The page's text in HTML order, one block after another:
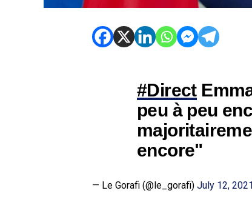
#Direct
peu à peu
encore"
— Le Gorafi (@le_gorafi) July 12, 2021